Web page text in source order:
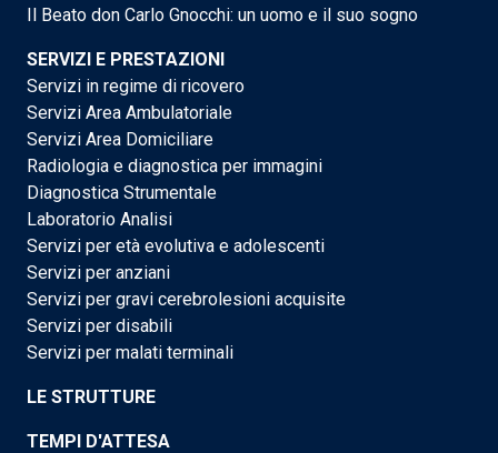
Il Beato don Carlo Gnocchi: un uomo e il suo sogno
SERVIZI E PRESTAZIONI
Servizi in regime di ricovero
Servizi Area Ambulatoriale
Servizi Area Domiciliare
Radiologia e diagnostica per immagini
Diagnostica Strumentale
Laboratorio Analisi
Servizi per età evolutiva e adolescenti
Servizi per anziani
Servizi per gravi cerebrolesioni acquisite
Servizi per disabili
Servizi per malati terminali
LE STRUTTURE
TEMPI D'ATTESA